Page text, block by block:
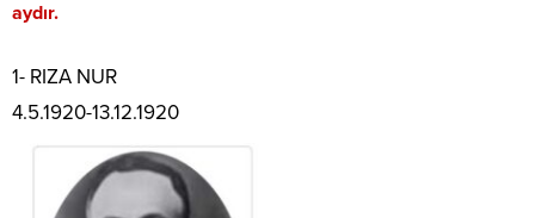
aydır.
1- RIZA NUR
4.5.1920-13.12.1920